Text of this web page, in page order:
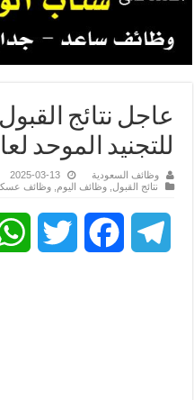
عاجل نتائج
للتجنيد الموحد لعام
وظائف السعودية
2025-03-13
نتائج القبول ,وظائف اليوم ,وظائف
Telegram
Facebook